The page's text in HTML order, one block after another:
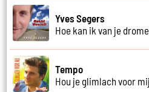
Yves Segers
Hoe kan ik van je
Tempo
Hou je glimlach voor mij